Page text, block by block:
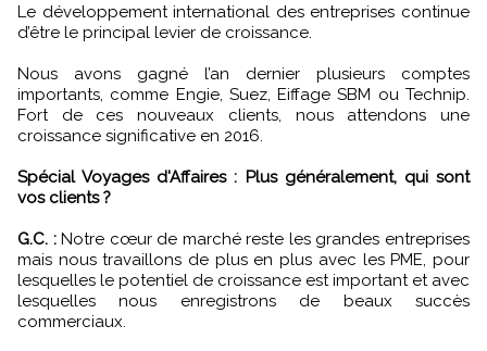
Le développement international des entreprises continue
d’être le principal levier de croissance.
Nous avons gagné l’an dernier plusieurs comptes
importants, comme Engie, Suez, Eiffage SBM ou Technip.
Fort de ces nouveaux clients, nous attendons une
croissance significative en 2016.
Spécial Voyages d'Affaires : Plus généralement, qui sont
vos clients ?
G.C. :Notre cœur de marché reste les grandes entreprises
mais nous travaillons de plus en plus avec les PME, pour
lesquelles le potentiel de croissance est important et avec
lesquelles nous enregistrons de beaux succès
commerciaux.